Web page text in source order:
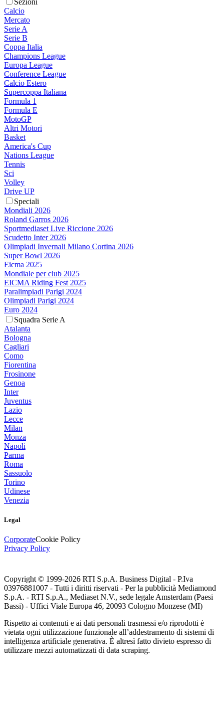
Calcio
Mercato
Serie A
Serie B
Coppa Italia
Champions League
Europa League
Conference League
Calcio Estero
Supercoppa Italiana
Formula 1
Formula E
MotoGP
Altri Motori
Basket
America's Cup
Nations League
Tennis
Sci
Volley
Drive UP
Speciali
Mondiali 2026
Roland Garros 2026
Sportmediaset Live Riccione 2026
Scudetto Inter 2026
Olimpiadi Invernali Milano Cortina 2026
Super Bowl 2026
Eicma 2025
Mondiale per club 2025
EICMA Riding Fest 2025
Paralimpiadi Parigi 2024
Olimpiadi Parigi 2024
Euro 2024
Squadra Serie A
Atalanta
Bologna
Cagliari
Como
Fiorentina
Frosinone
Genoa
Inter
Juventus
Lazio
Lecce
Milan
Monza
Napoli
Parma
Roma
Sassuolo
Torino
Udinese
Venezia
Legal
CorporateCookie Policy
Privacy Policy
Copyright © 1999-2026 RTI S.p.A. Business Digital - P.Iva
03976881007 - Tutti i diritti riservati - Per la pubblicità Mediamond
S.p.A. - RTI S.p.A., Mediaset N.V., sede legale Amsterdam (Paesi
Bassi) - Uffici Viale Europa 46, 20093 Cologno Monzese (MI)
Rispetto ai contenuti e ai dati personali trasmessi e/o riprodotti è
vietata ogni utilizzazione funzionale all’addestramento di sistemi di
intelligenza artificiale generativa. È altresì fatto divieto espresso di
utilizzare mezzi automatizzati di data scraping.